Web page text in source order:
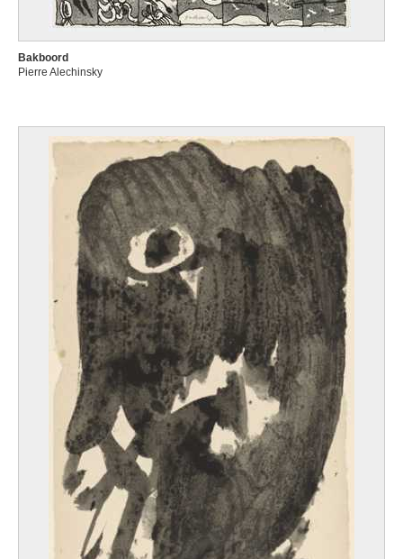
Bakboord
Pierre Alechinsky